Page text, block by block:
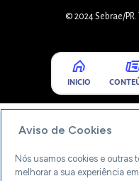
© 2024 Sebrae/
INICIO
Aviso de Cookies
Nós usamos cookies e outras
melhorar a sua experiência